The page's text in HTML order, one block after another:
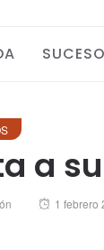
a
Posted
1 febrero